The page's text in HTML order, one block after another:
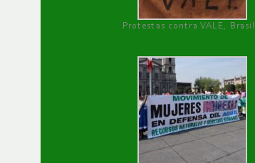
Protestas contra VALE, Brasil